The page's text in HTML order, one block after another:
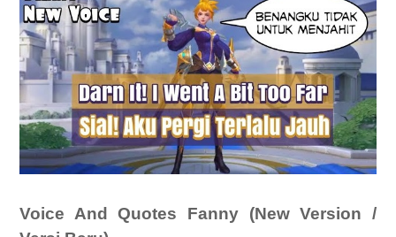
Voice And Quotes Fanny (New Version /